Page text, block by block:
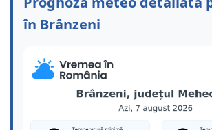
în Brânzeni